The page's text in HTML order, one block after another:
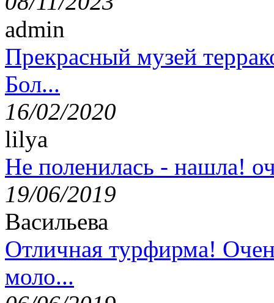
admin
Прекрасный музей
Бол...
16/02/2020
lilya
Не поленилась - нашла!
19/06/2019
Васильева
Отличная турфирма!
моло...